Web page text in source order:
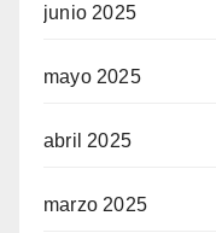
junio 2025
mayo 2025
abril 2025
marzo 2025